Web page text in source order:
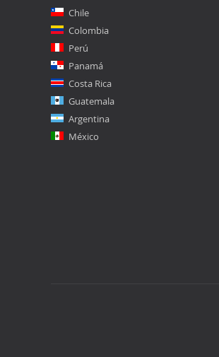
Chile
Colombia
Perú
Panamá
Costa Rica
Guatemala
Argentina
México